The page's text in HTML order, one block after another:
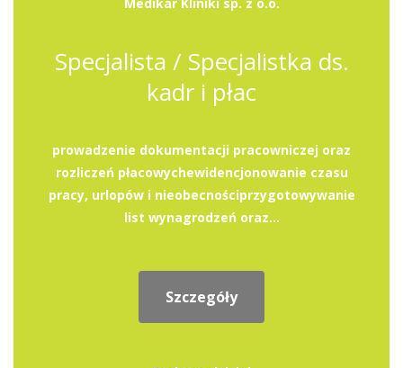
Specjalista / Specjalistka ds.
kadr i płac
prowadzenie dokumentacji pracowniczej oraz
rozliczeń płacowychewidencjonowanie czasu
pracy, urlopów i nieobecnościprzygotowywanie
list wynagrodzeń oraz...
Szczegóły